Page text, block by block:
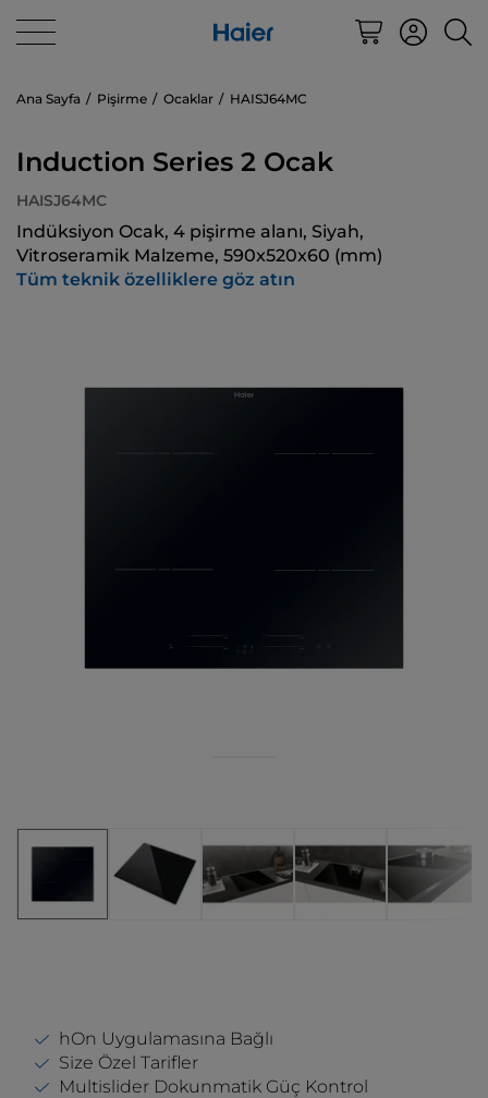
Ana Sayfa Pişirme Ocaklar HAISJ64MC
Induction Series 2 Ocak
HAISJ64MC
Indüksiyon Ocak, 4 pişirme alanı, Siyah,
Vitroseramik Malzeme, 590x520x60 (mm)
Tüm teknik özelliklere göz atın
hOn Uygulamasına Bağlı
Size Özel Tarifler
Multislider Dokunmatik Güç Kontrol